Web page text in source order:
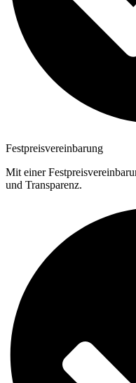
Festpreisvereinbarung
Mit einer
und Transparenz.